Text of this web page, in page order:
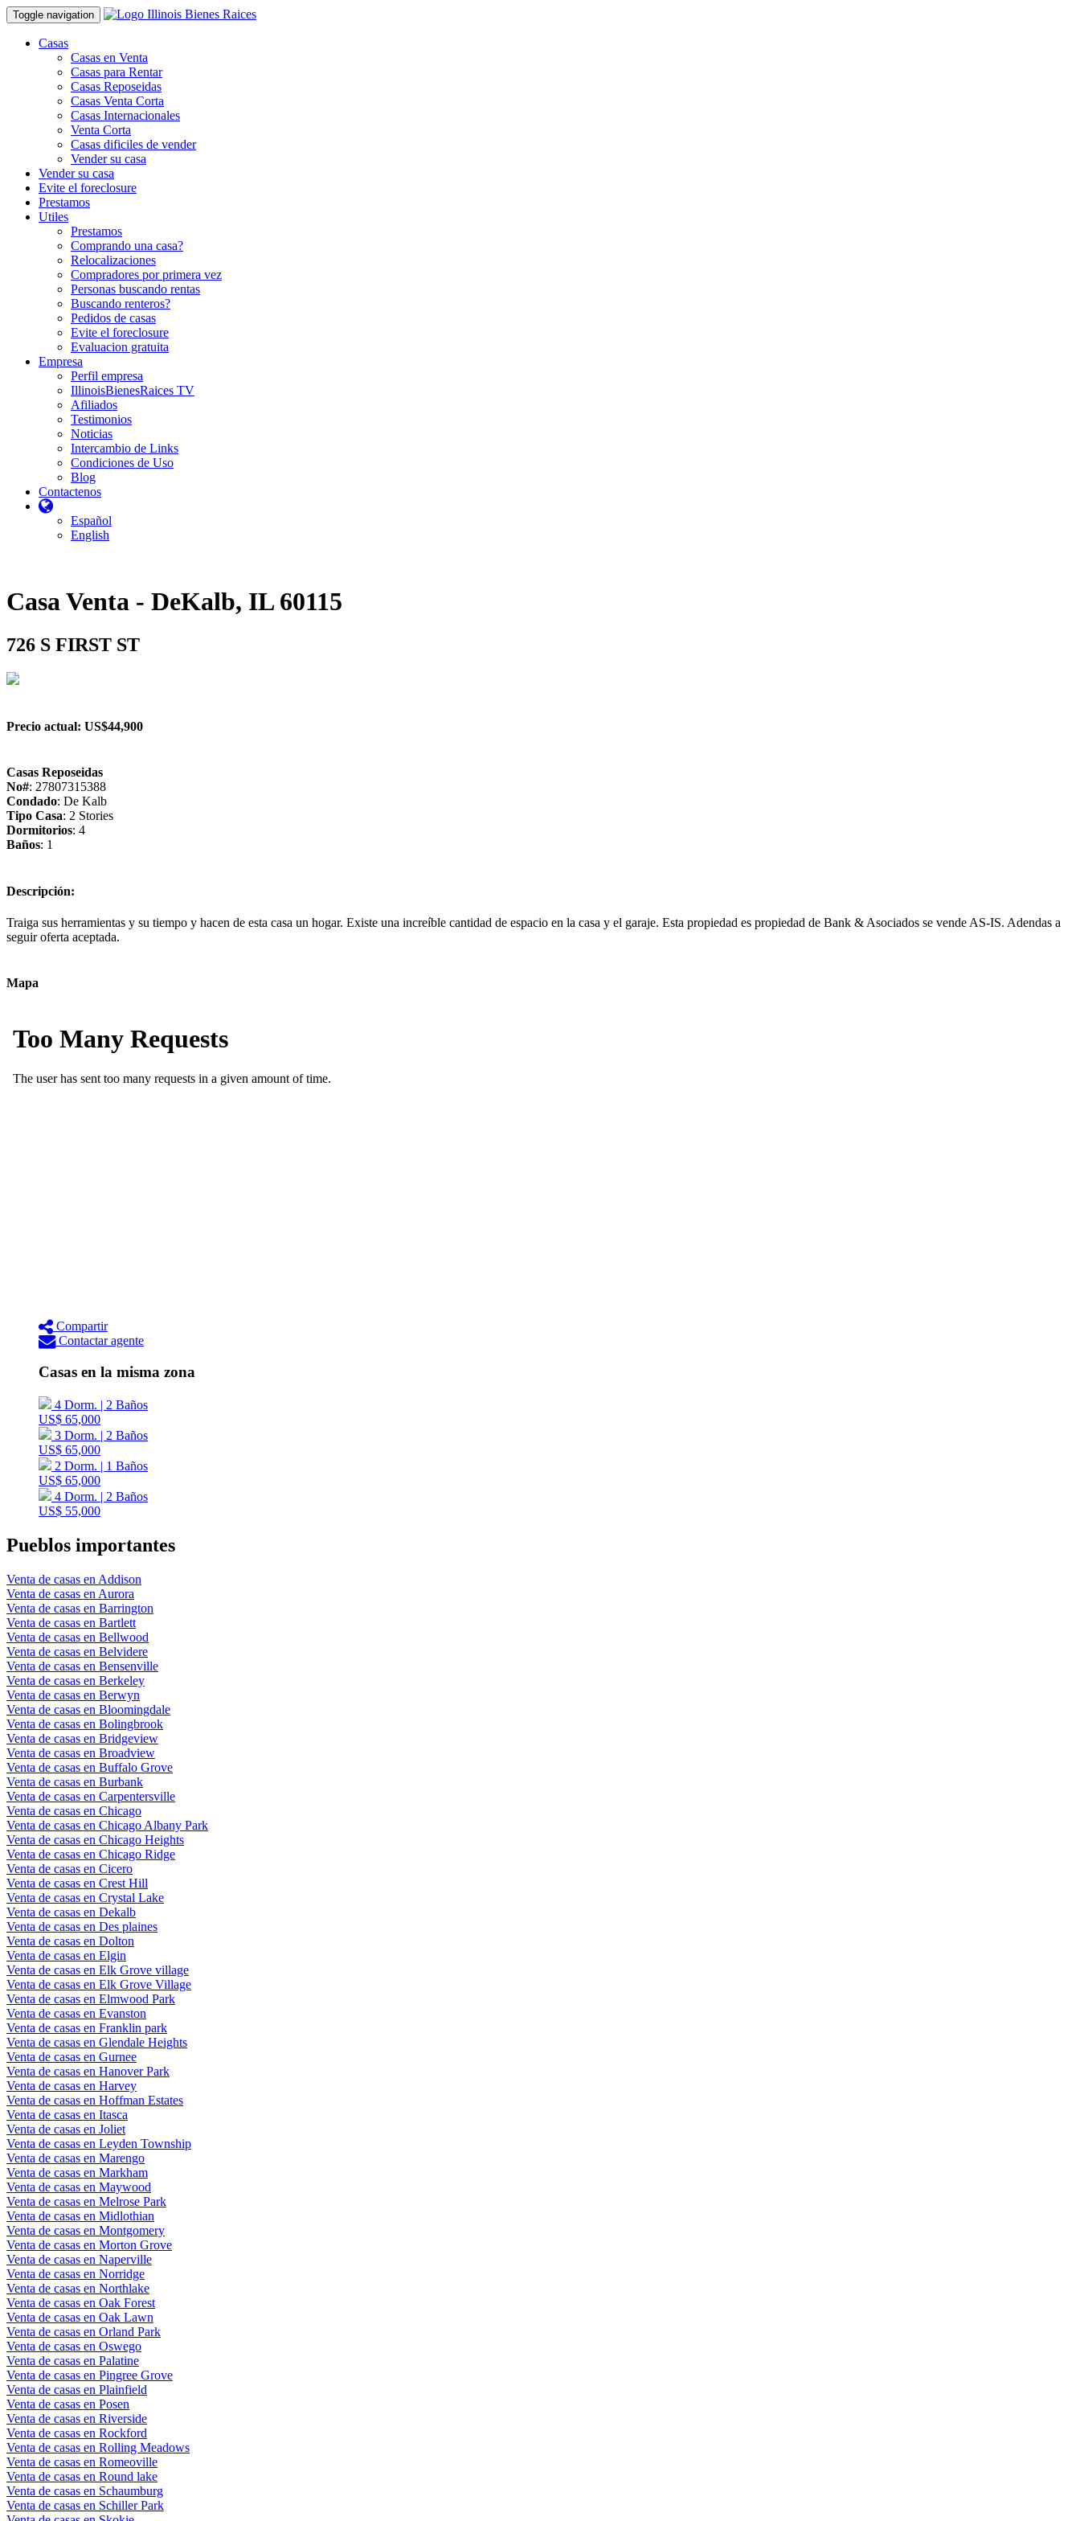
Toggle navigation
Casas
Casas en Venta
Casas para Rentar
Casas Reposeidas
Casas Venta Corta
Casas Internacionales
Venta Corta
Casas dificiles de vender
Vender su casa
Vender su casa
Evite el foreclosure
Prestamos
Utiles
Prestamos
Comprando una casa?
Relocalizaciones
Compradores por primera vez
Personas buscando rentas
Buscando renteros?
Pedidos de casas
Evite el foreclosure
Evaluacion gratuita
Empresa
Perfil empresa
IllinoisBienesRaices TV
Afiliados
Testimonios
Noticias
Intercambio de Links
Condiciones de Uso
Blog
Contactenos
Español
English
Casa Venta - DeKalb, IL 60115
726 S FIRST ST
Precio actual: US$44,900
Casas Reposeidas
No#: 27807315388
Condado: De Kalb
Tipo Casa: 2 Stories
Dormitorios: 4
Baños: 1
Descripción:
Traiga sus herramientas y su tiempo y hacen de esta casa un hogar. Existe una increíble cantidad de espacio en la casa y el garaje. Esta propiedad es propiedad de Bank & Asociados se vende AS-IS. Adendas a
seguir oferta aceptada.
Mapa
Compartir
Contactar agente
Casas en la misma zona
4 Dorm. | 2 Baños
US$ 65,000
3 Dorm. | 2 Baños
US$ 65,000
2 Dorm. | 1 Baños
US$ 65,000
4 Dorm. | 2 Baños
US$ 55,000
Pueblos importantes
Venta de casas en Addison
Venta de casas en Aurora
Venta de casas en Barrington
Venta de casas en Bartlett
Venta de casas en Bellwood
Venta de casas en Belvidere
Venta de casas en Bensenville
Venta de casas en Berkeley
Venta de casas en Berwyn
Venta de casas en Bloomingdale
Venta de casas en Bolingbrook
Venta de casas en Bridgeview
Venta de casas en Broadview
Venta de casas en Buffalo Grove
Venta de casas en Burbank
Venta de casas en Carpentersville
Venta de casas en Chicago
Venta de casas en Chicago Albany Park
Venta de casas en Chicago Heights
Venta de casas en Chicago Ridge
Venta de casas en Cicero
Venta de casas en Crest Hill
Venta de casas en Crystal Lake
Venta de casas en Dekalb
Venta de casas en Des plaines
Venta de casas en Dolton
Venta de casas en Elgin
Venta de casas en Elk Grove village
Venta de casas en Elk Grove Village
Venta de casas en Elmwood Park
Venta de casas en Evanston
Venta de casas en Franklin park
Venta de casas en Glendale Heights
Venta de casas en Gurnee
Venta de casas en Hanover Park
Venta de casas en Harvey
Venta de casas en Hoffman Estates
Venta de casas en Itasca
Venta de casas en Joliet
Venta de casas en Leyden Township
Venta de casas en Marengo
Venta de casas en Markham
Venta de casas en Maywood
Venta de casas en Melrose Park
Venta de casas en Midlothian
Venta de casas en Montgomery
Venta de casas en Morton Grove
Venta de casas en Naperville
Venta de casas en Norridge
Venta de casas en Northlake
Venta de casas en Oak Forest
Venta de casas en Oak Lawn
Venta de casas en Orland Park
Venta de casas en Oswego
Venta de casas en Palatine
Venta de casas en Pingree Grove
Venta de casas en Plainfield
Venta de casas en Posen
Venta de casas en Riverside
Venta de casas en Rockford
Venta de casas en Rolling Meadows
Venta de casas en Romeoville
Venta de casas en Round lake
Venta de casas en Schaumburg
Venta de casas en Schiller Park